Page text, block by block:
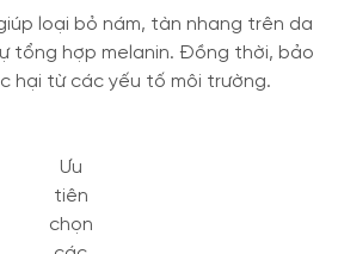
loại bỏ nám, tàn nhang trên da
tổng hợp melanin. Đồng thời, bảo
hại từ các yếu tố môi trường.
Ưu
tiên
chọn